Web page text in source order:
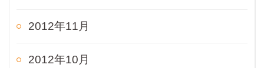
2012年11月
2012年10月